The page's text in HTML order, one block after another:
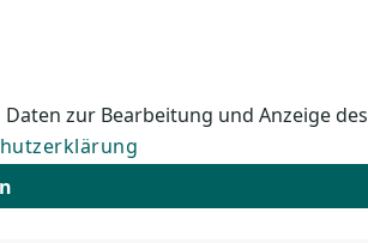
zur Bearbeitung und Anzeige des